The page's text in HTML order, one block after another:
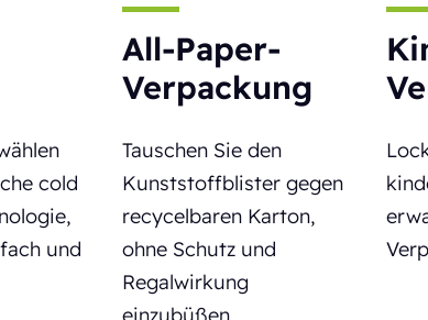
cold
und
All-Paper-
Verpackung
Tauschen Sie den
Kunststoffblister gegen
recycelbaren Karton,
ohne Schutz und
Regalwirkung
einzubüßen.